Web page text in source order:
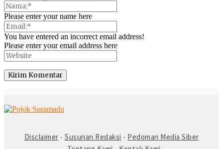
Please enter your name here
You have entered an incorrect email address!
Please enter your email address here
Disclaimer - Susunan Redaksi - Pedoman Media Siber